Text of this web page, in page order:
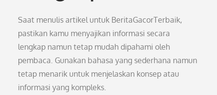
Saat menulis artikel untuk BeritaGacorTerbaik,
pastikan kamu menyajikan informasi secara
lengkap namun tetap mudah dipahami oleh
pembaca. Gunakan bahasa yang sederhana namun
tetap menarik untuk menjelaskan konsep atau
informasi yang kompleks.